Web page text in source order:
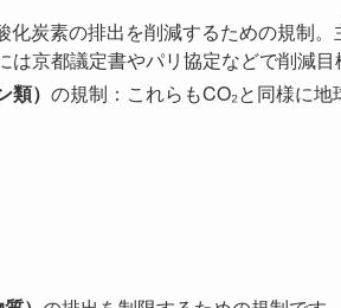
化炭素の排出を削減するための規制
京都議定書やパリ協定などで削減目
） の規制：これらもCO₂と同様に